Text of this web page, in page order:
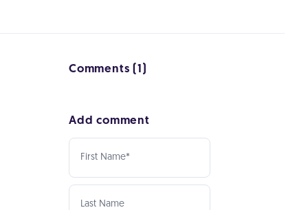
Comments (1)
Add comment